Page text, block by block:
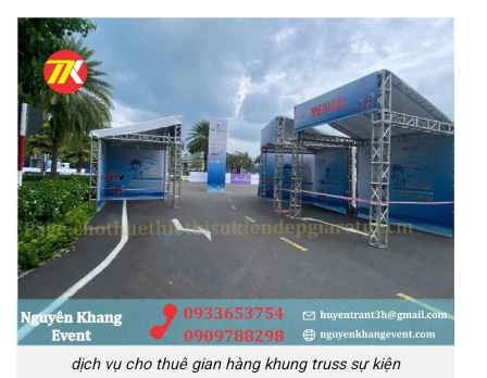
dịch vụ cho thuê gian hàng khung truss sự kiện